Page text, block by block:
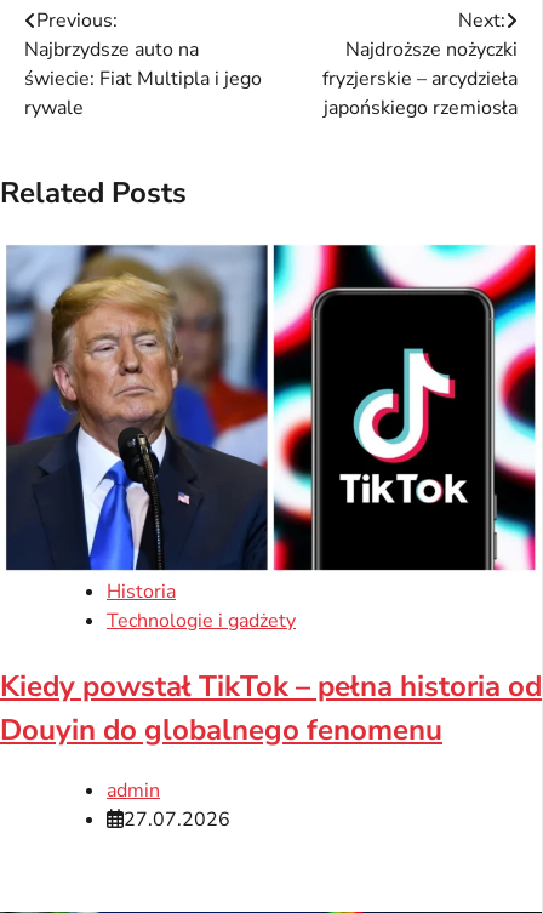
Nawigacja
wpisu
Previous:
Najbrzydsze auto na
świecie: Fiat Multipla i jego
rywale
Next:
Najdroższe nożyczki
fryzjerskie – arcydzieła
japońskiego rzemiosła
Related Posts
Historia
Technologie i gadżety
Kiedy powstał TikTok – pełna historia od
Douyin do globalnego fenomenu
admin
27.07.2026